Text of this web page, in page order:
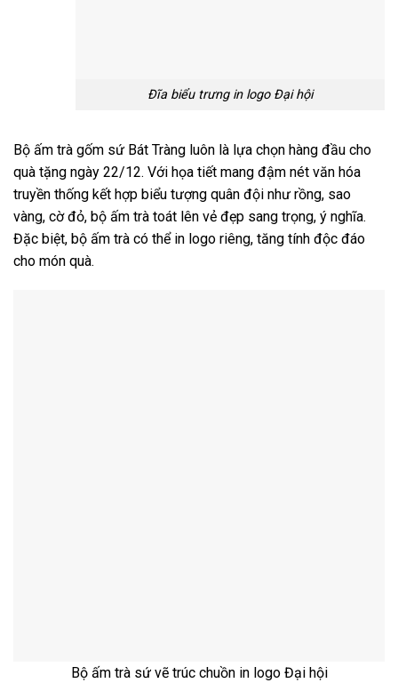
Đĩa biểu trưng in logo Đại hội
Bộ ấm trà gốm sứ Bát Tràng luôn là lựa chọn hàng đầu cho
quà tặng ngày 22/12. Với họa tiết mang đậm nét văn hóa
truyền thống kết hợp biểu tượng quân đội như rồng, sao
vàng, cờ đỏ, bộ ấm trà toát lên vẻ đẹp sang trọng, ý nghĩa.
Đặc biệt, bộ ấm trà có thể in logo riêng, tăng tính độc đáo
cho món quà.
Bộ ấm trà sứ vẽ trúc chuồn in logo Đại hội